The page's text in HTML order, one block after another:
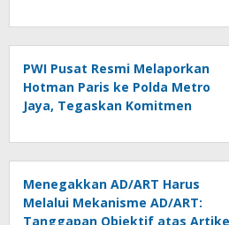
Dipertanyakan
PWI Pusat Resmi Melaporkan
Hotman Paris ke Polda Metro
Jaya, Tegaskan Komitmen
Menegakkan AD/ART Harus
Melalui Mekanisme AD/ART:
Tanggapan Objektif atas